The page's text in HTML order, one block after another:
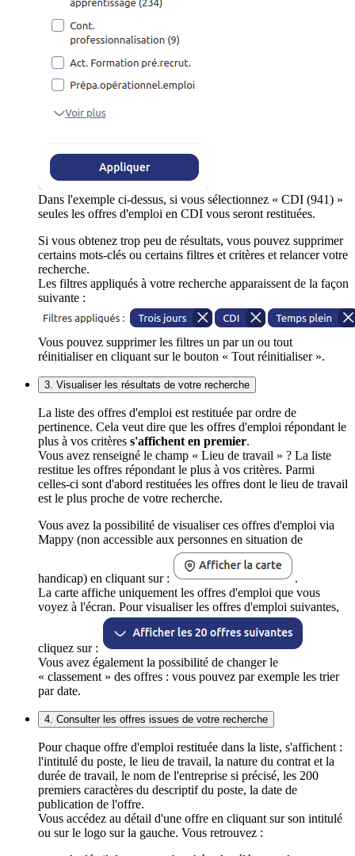
Dans l'exemple ci-dessus, si vous sélectionnez « CDI (941) »
seules les offres d'emploi en CDI vous seront restituées.
Si vous obtenez trop peu de résultats, vous pouvez supprimer
certains mots-clés ou certains filtres et critères et relancer votre
recherche.
Les filtres appliqués à votre recherche apparaissent de la façon
suivante :
Vous pouvez supprimer les filtres un par un ou tout
réinitialiser en cliquant sur le bouton « Tout réinitialiser ».
3. Visualiser les résultats de votre recherche
La liste des offres d'emploi est restituée par ordre de
pertinence. Cela veut dire que les offres d'emploi répondant le
plus à vos critères s'affichent en premier.
Vous avez renseigné le champ « Lieu de travail » ? La liste
restitue les offres répondant le plus à vos critères. Parmi
celles-ci sont d'abord restituées les offres dont le lieu de travail
est le plus proche de votre recherche.
Vous avez la possibilité de visualiser ces offres d'emploi via
Mappy (non accessible aux personnes en situation de
handicap) en cliquant sur :
.
La carte affiche uniquement les offres d'emploi que vous
voyez à l'écran. Pour visualiser les offres d'emploi suivantes,
cliquez sur :
Vous avez également la possibilité de changer le
« classement » des offres : vous pouvez par exemple les trier
par date.
4. Consulter les offres issues de votre recherche
Pour chaque offre d'emploi restituée dans la liste, s'affichent :
l'intitulé du poste, le lieu de travail, la nature du contrat et la
durée de travail, le nom de l'entreprise si précisé, les 200
premiers caractères du descriptif du poste, la date de
publication de l'offre.
Vous accédez au détail d'une offre en cliquant sur son intitulé
ou sur le logo sur la gauche. Vous retrouvez :